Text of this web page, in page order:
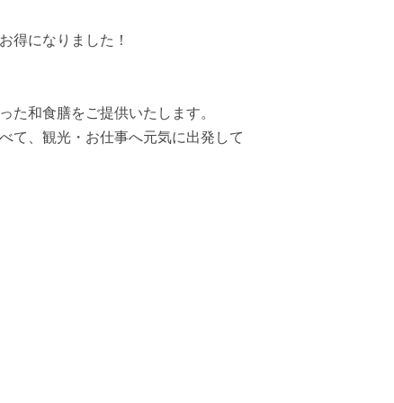
得になりました！
た和食膳をご提供いたします。
て、観光・お仕事へ元気に出発して